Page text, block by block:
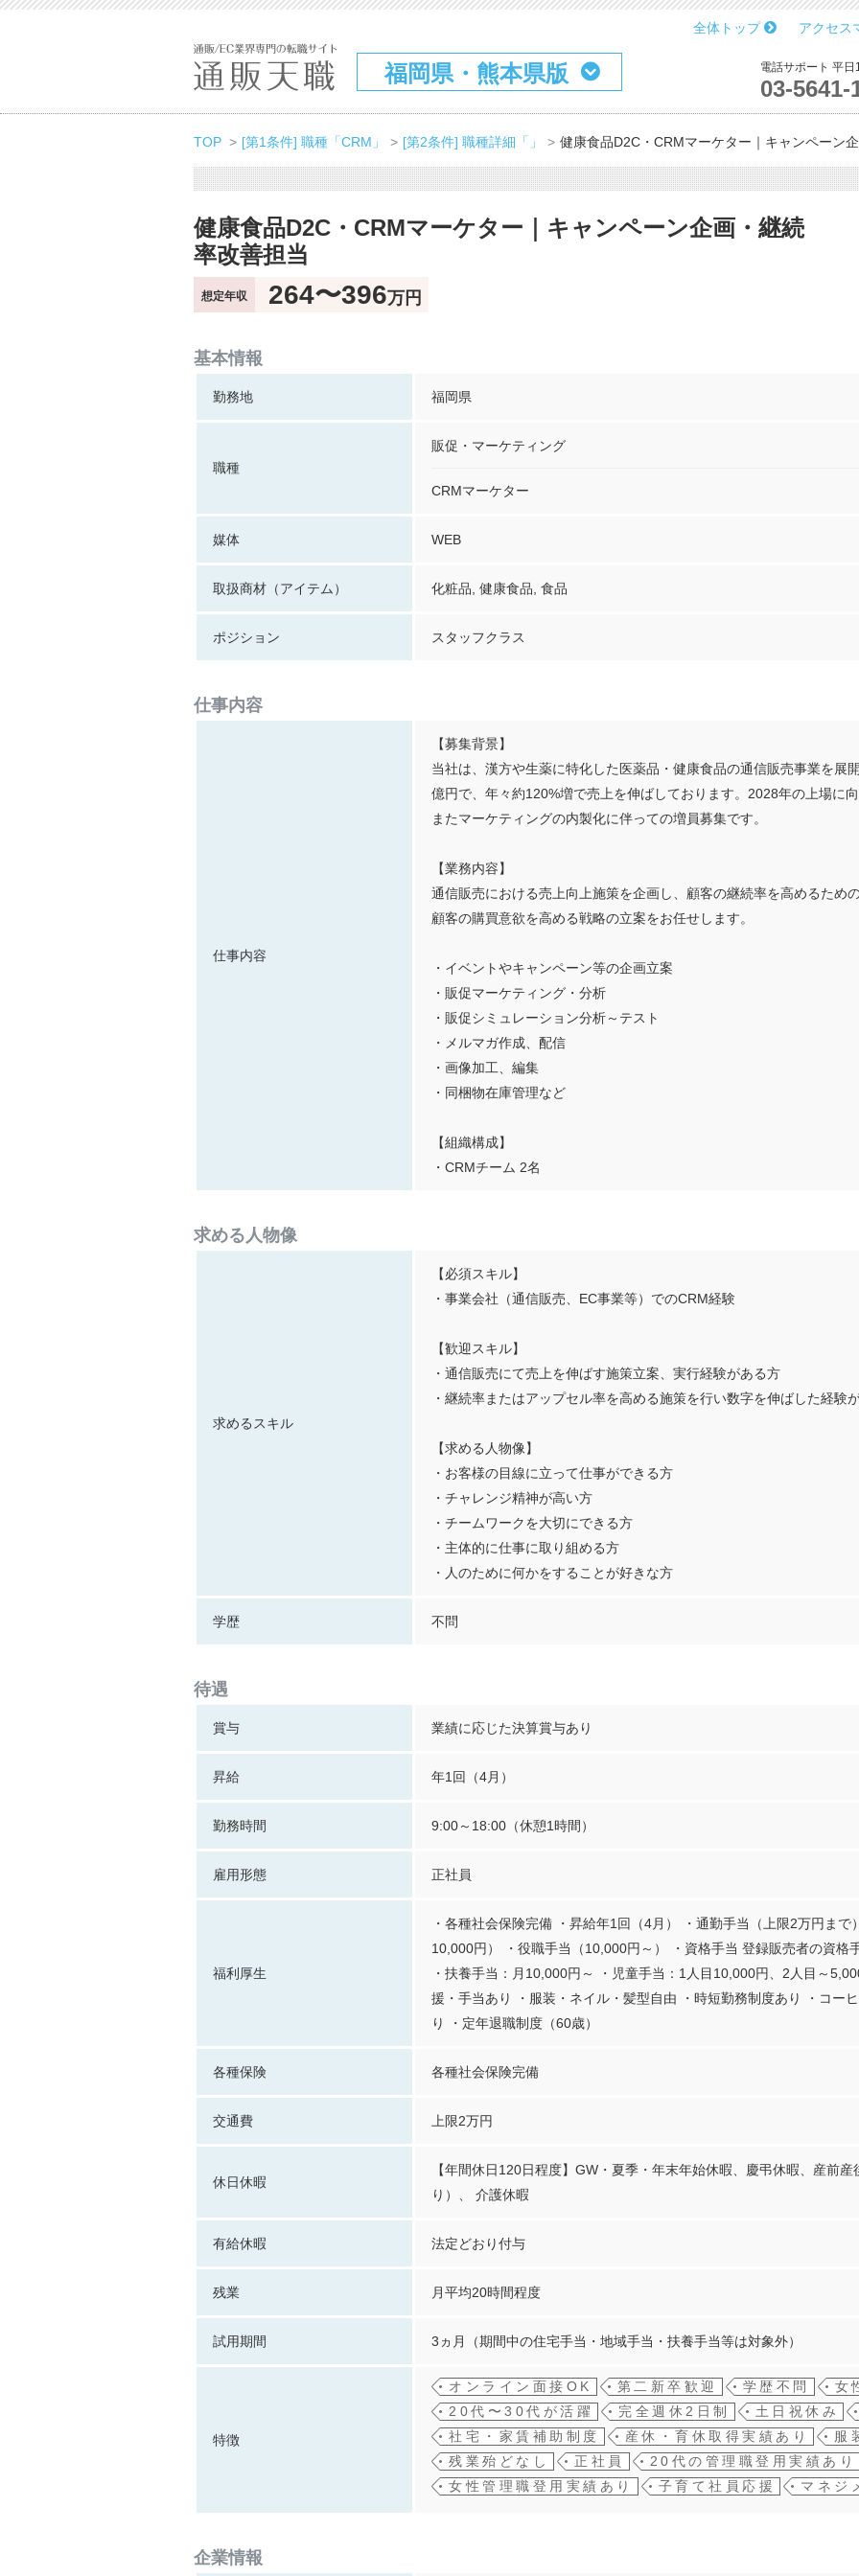
全体トップ アクセス
福岡県・熊本県版 電話サポート 平
03-5641-
TOP [第1条件] 職種「CRM」 [第2条件] 職種詳細「」 健康食品D2C・CRMマーケター｜キャンペーン
健康食品D2C・CRMマーケター｜キャンペーン企画・継続
率改善担当
想定年収 264〜396万円
基本情報
勤務地 福岡県
職種
販促・マーケティング
CRMマーケター
媒体 WEB
取扱商材（アイテム） 化粧品, 健康食品, 食品
ポジション スタッフクラス
仕事内容
仕事内容
【募集背景】
当社は、漢方や生薬に特化した医薬品・健康食品の通信販売事業を展
億円で、年々約120%増で売上を伸ばしております。2028年の上場に
またマーケティングの内製化に伴っての増員募集です。
【業務内容】
通信販売における売上向上施策を企画し、顧客の継続率を高めるため
顧客の購買意欲を高める戦略の立案をお任せします。
・イベントやキャンペーン等の企画立案
・販促マーケティング・分析
・販促シミュレーション分析～テスト
・メルマガ作成、配信
・画像加工、編集
・同梱物在庫管理など
【組織構成】
・CRMチーム 2名
求める人物像
求めるスキル
【必須スキル】
・事業会社（通信販売、EC事業等）でのCRM経験
【歓迎スキル】
・通信販売にて売上を伸ばす施策立案、実行経験がある方
・継続率またはアップセル率を高める施策を行い数字を伸ばした経験
【求める人物像】
・お客様の目線に立って仕事ができる方
・チャレンジ精神が高い方
・チームワークを大切にできる方
・主体的に仕事に取り組める方
・人のために何かをすることが好きな方
学歴 不問
待遇
賞与 業績に応じた決算賞与あり
昇給 年1回（4月）
勤務時間 9:00～18:00（休憩1時間）
雇用形態 正社員
福利厚生
・各種社会保険完備 ・昇給年1回（4月） ・通勤手当（上限2万円ま
10,000円） ・役職手当（10,000円～） ・資格手当 登録販売者の資格
・扶養手当：月10,000円～ ・児童手当：1人目10,000円、2人目～
援・手当あり ・服装・ネイル・髪型自由 ・時短勤務制度あり ・コー
り ・定年退職制度（60歳）
各種保険 各種社会保険完備
交通費 上限2万円
休日休暇
【年間休日120日程度】GW・夏季・年末年始休暇、慶弔休暇、産前
り）、 介護休暇
有給休暇 法定どおり付与
残業 月平均20時間程度
試用期間 3ヵ月（期間中の住宅手当・地域手当・扶養手当等は対象外）
特徴
オンライン面接OK 第二新卒歓迎 学歴不問
女
20代〜30代が活躍
完全週休2日制
土日祝休み
社宅・家賃補助制度
産休・育休取得実績あり
服
残業殆どなし
正社員
20代の管理職登用実績あり
女性管理職登用実績あり
子育て社員応援 マネジ
企業情報